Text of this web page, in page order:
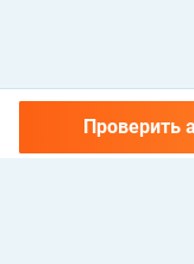
Проверить